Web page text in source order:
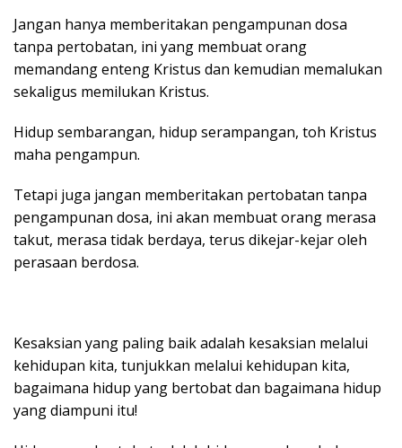
Jangan hanya memberitakan pengampunan dosa
tanpa pertobatan, ini yang membuat orang
memandang enteng Kristus dan kemudian memalukan
sekaligus memilukan Kristus.
Hidup sembarangan, hidup serampangan, toh Kristus
maha pengampun.
Tetapi juga jangan memberitakan pertobatan tanpa
pengampunan dosa, ini akan membuat orang merasa
takut, merasa tidak berdaya, terus dikejar-kejar oleh
perasaan berdosa.
Kesaksian yang paling baik adalah kesaksian melalui
kehidupan kita, tunjukkan melalui kehidupan kita,
bagaimana hidup yang bertobat dan bagaimana hidup
yang diampuni itu!